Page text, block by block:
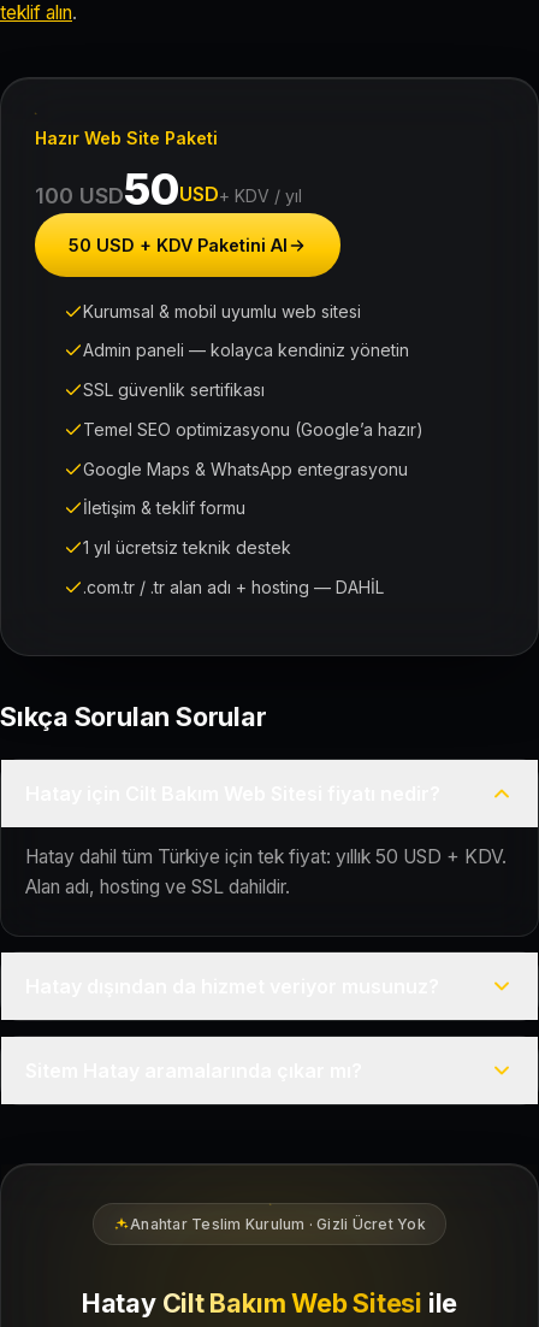
teklif alın.
Hazır Web Site Paketi
100 USD50USD+ KDV / yıl
50 USD + KDV Paketini Al
Kurumsal & mobil uyumlu web sitesi
Admin paneli — kolayca kendiniz yönetin
SSL güvenlik sertifikası
Temel SEO optimizasyonu (Google’a hazır)
Google Maps & WhatsApp entegrasyonu
İletişim & teklif formu
1 yıl ücretsiz teknik destek
.com.tr / .tr alan adı + hosting — DAHİL
Sıkça Sorulan Sorular
Hatay dahil tüm Türkiye için tek fiyat: yıllık 50 USD + KDV.
Alan adı, hosting ve SSL dahildir.
Hatay bölgesindeki yerel müşterilerin sizi bulmasına
Anahtar Teslim Kurulum · Gizli Ücret Yok
Hatay Cilt Bakım Web Sitesi ile